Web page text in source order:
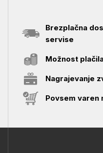
Brezplačna
servise
Možnost
Nagrajevanje
Povsem varen